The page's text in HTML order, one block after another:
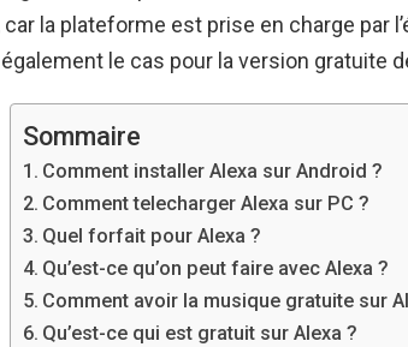
car la plateforme est prise en charge par
le cas pour la version gratuite
Sommaire
Comment installer Alexa sur Android ?
Comment telecharger Alexa sur PC ?
Quel forfait pour Alexa ?
Qu’est-ce qu’on peut faire avec Alexa ?
Comment avoir la musique gratuite sur
Qu’est-ce qui est gratuit sur Alexa ?